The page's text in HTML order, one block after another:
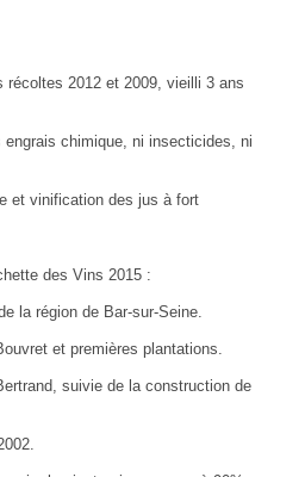
récoltes 2012 et 2009, vieilli 3 ans
chimique, ni insecticides, ni
et vinification des jus à fort
des Vins 2015 :
la région de Bar-sur-Seine.
et premières plantations.
suivie de la construction de